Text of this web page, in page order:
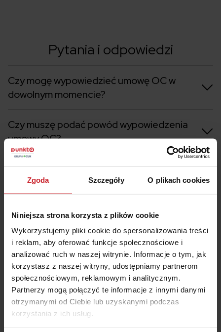
Zgoda Szczegóły O plikach cookies
Niniejsza strona korzysta z plików cookie
Wykorzystujemy pliki cookie do spersonalizowania treści
i reklam, aby oferować funkcje społecznościowe i
analizować ruch w naszej witrynie. Informacje o tym, jak
korzystasz z naszej witryny, udostępniamy partnerom
społecznościowym, reklamowym i analitycznym.
Partnerzy mogą połączyć te informacje z innymi danymi
otrzymanymi od Ciebie lub uzyskanymi podczas
korzystania z ich usług.
Pytania i odpowiedzi
Czy mogę wypowiedzieć umowę OC w
dowolnym momencie?
Czy muszę podać powód wypowiedzenia
umowy OC?
umowy OC?
Jak długo trwa proces wypowiedzenia
umowy OC w Beesafe?
Gdzie wysłać wypowiedzenie OC Beesafe?